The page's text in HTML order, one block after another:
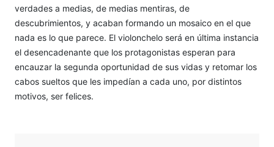
verdades a medias, de medias mentiras, de
descubrimientos, y acaban formando un mosaico en el que
nada es lo que parece. El violonchelo será en última instancia
el desencadenante que los protagonistas esperan para
encauzar la segunda oportunidad de sus vidas y retomar los
cabos sueltos que les impedían a cada uno, por distintos
motivos, ser felices.